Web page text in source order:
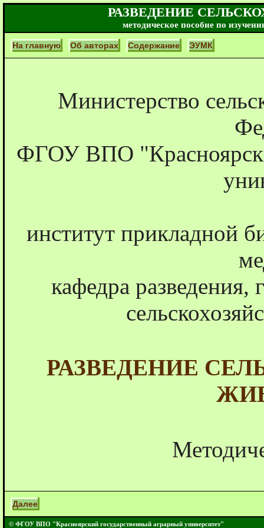
РАЗВЕДЕНИЕ
методическое пособие по
На главную Об авторах Содержание ЭУМК
Министерство
ФГОУ ВПО
институт прикладной
кафедра разведения,
РАЗВЕДЕНИЕ
Далее
© ФГОУ ВПО "Красноярский государственный аграрный университет"